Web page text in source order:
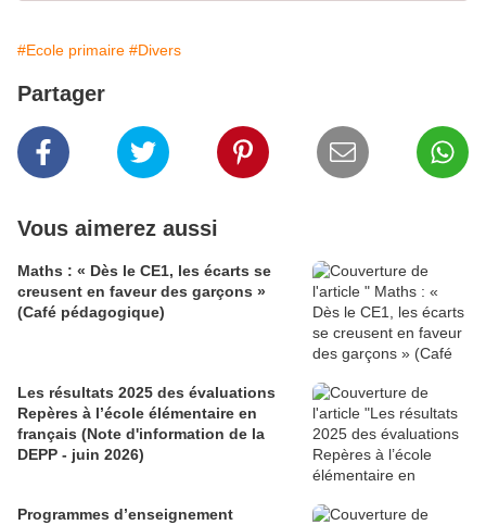
#Ecole primaire #Divers
Partager
Vous aimerez aussi
Maths : « Dès le CE1, les écarts se
creusent en faveur des garçons »
(Café pédagogique)
Les résultats 2025 des évaluations
Repères à l’école élémentaire en
français (Note d'information de la
DEPP - juin 2026)
Programmes d’enseignement